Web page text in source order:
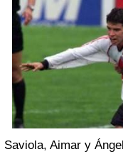
Saviola, Aimar y